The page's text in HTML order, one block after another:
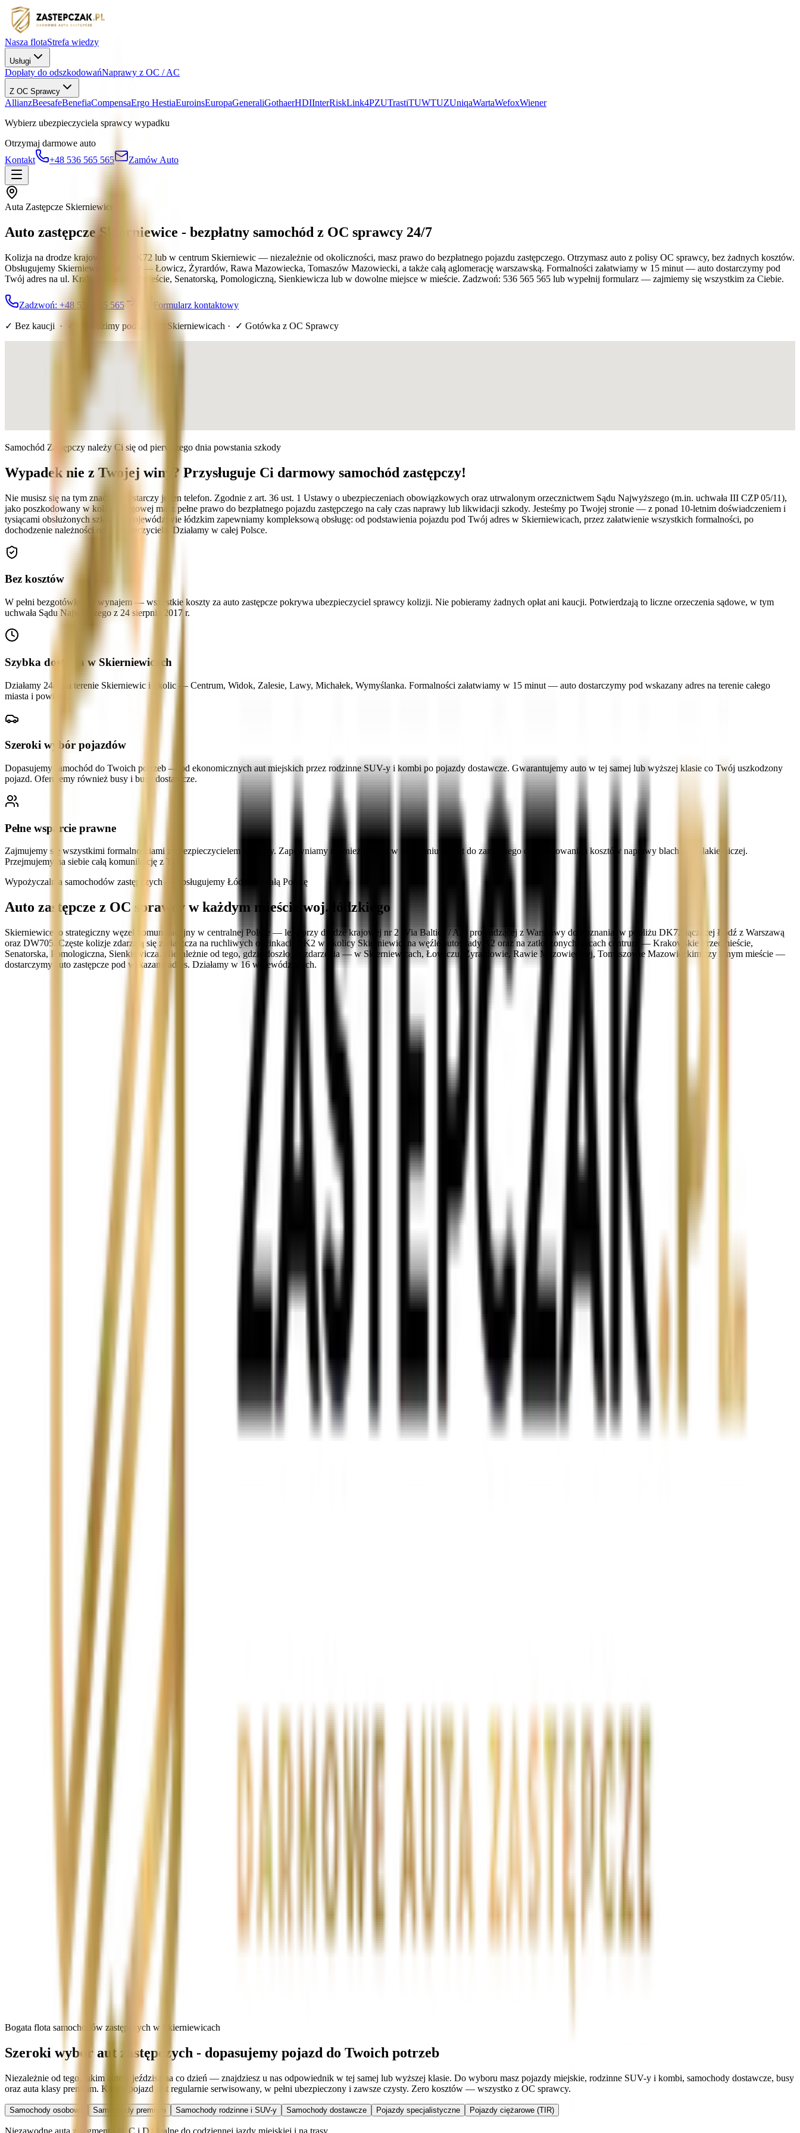
Nasza flotaStrefa wiedzy
Usługi
Dopłaty do odszkodowańNaprawy z OC / AC
Z OC Sprawcy
AllianzBeesafeBenefiaCompensaErgo HestiaEuroinsEuropaGeneraliGothaerHDIInterRiskLink4PZUTrastiTUWTUZUniqaWartaWefoxWiener
Wybierz ubezpieczyciela sprawcy wypadku
Otrzymaj darmowe auto
Kontakt
+48 536 565 565 Zamów Auto
Auta Zastępcze Skierniewice
Auto zastępcze Skierniewice - bezpłatny samochód z OC sprawcy 24/7
Kolizja na drodze krajowej nr 2, DK72 lub w centrum Skierniewic — niezależnie od okoliczności, masz prawo do bezpłatnego pojazdu zastępczego. Otrzymasz auto z polisy OC sprawcy, bez żadnych kosztów.
Obsługujemy Skierniewice i okolice — Łowicz, Żyrardów, Rawa Mazowiecka, Tomaszów Mazowiecki, a także całą aglomerację warszawską. Formalności załatwiamy w 15 minut — auto dostarczymy pod
Twój adres na ul. Krakowskie Przedmieście, Senatorską, Pomologiczną, Sienkiewicza lub w dowolne miejsce w mieście. Zadzwoń: 536 565 565 lub wypełnij formularz — zajmiemy się wszystkim za Ciebie.
Zadzwoń: +48 536 565 565 Formularz kontaktowy
✓ Bez kaucji · ✓ Dowozimy pod dom w Skierniewicach · ✓ Gotówka z OC Sprawcy
Samochód Zastępczy należy Ci się od pierwszego dnia powstania szkody
Wypadek nie z Twojej winy? Przysługuje Ci darmowy samochód zastępczy!
Nie musisz się na tym znać — wystarczy jeden telefon. Zgodnie z art. 36 ust. 1 Ustawy o ubezpieczeniach obowiązkowych oraz utrwalonym orzecznictwem Sądu Najwyższego (m.in. uchwała III CZP 05/11),
jako poszkodowany w kolizji drogowej masz pełne prawo do bezpłatnego pojazdu zastępczego na cały czas naprawy lub likwidacji szkody. Jesteśmy po Twojej stronie — z ponad 10-letnim doświadczeniem i
tysiącami obsłużonych szkód w województwie łódzkim zapewniamy kompleksową obsługę: od podstawienia pojazdu pod Twój adres w Skierniewicach, przez załatwienie wszystkich formalności, po
dochodzenie należności od ubezpieczyciela. Działamy w całej Polsce.
Bez kosztów
W pełni bezgotówkowy wynajem — wszystkie koszty za auto zastępcze pokrywa ubezpieczyciel sprawcy kolizji. Nie pobieramy żadnych opłat ani kaucji. Potwierdzają to liczne orzeczenia sądowe, w tym
uchwała Sądu Najwyższego z 24 sierpnia 2017 r.
Szybka dostawa w Skierniewicach
Działamy 24/7 na terenie Skierniewic i okolic — Centrum, Widok, Zalesie, Lawy, Michałek, Wymyślanka. Formalności załatwiamy w 15 minut — auto dostarczymy pod wskazany adres na terenie całego
miasta i powiatu.
Szeroki wybór pojazdów
Dopasujemy samochód do Twoich potrzeb — od ekonomicznych aut miejskich przez rodzinne SUV-y i kombi po pojazdy dostawcze. Gwarantujemy auto w tej samej lub wyższej klasie co Twój uszkodzony
pojazd. Oferujemy również busy i busy dostawcze.
Pełne wsparcie prawne
Zajmujemy się wszystkimi formalnościami z ubezpieczycielem sprawcy. Zapewniamy również pomoc w uzyskaniu dopłat do zaniżonego odszkodowania i kosztów naprawy blacharsko-lakierniczej.
Przejmujemy na siebie całą komunikację z TU.
Wypożyczalnia samochodów zastępczych — obsługujemy Łódzkie i całą Polskę
Auto zastępcze z OC sprawcy w każdym mieście woj. łódzkiego
Skierniewice to strategiczny węzeł komunikacyjny w centralnej Polsce — leżą przy drodze krajowej nr 2 (Via Baltica / A2) prowadzącej z Warszawy do Poznania, w pobliżu DK72 łączącej Łódź z Warszawą
oraz DW705. Częste kolizje zdarzają się zwłaszcza na ruchliwych odcinkach DK2 w okolicy Skierniewic, na węźle autostrady A2 oraz na zatłoczonych ulicach centrum — Krakowskie Przedmieście,
Senatorska, Pomologiczna, Sienkiewicza. Niezależnie od tego, gdzie doszło do zdarzenia — w Skierniewicach, Łowiczu, Żyrardowie, Rawie Mazowieckiej, Tomaszowie Mazowieckim czy innym mieście —
dostarczymy auto zastępcze pod wskazany adres. Działamy w 16 województwach.
Bogata flota samochodów zastępczych w Skierniewicach
Szeroki wybór aut zastępczych - dopasujemy pojazd do Twoich potrzeb
Niezależnie od tego, jakim autem jeździsz na co dzień — znajdziesz u nas odpowiednik w tej samej lub wyższej klasie. Do wyboru masz pojazdy miejskie, rodzinne SUV-y i kombi, samochody dostawcze, busy
oraz auta klasy premium. Każdy pojazd jest regularnie serwisowany, w pełni ubezpieczony i zawsze czysty. Zero kosztów — wszystko z OC sprawcy.
Samochody osobowe Samochody premium Samochody rodzinne i SUV-y Samochody dostawcze Pojazdy specjalistyczne Pojazdy ciężarowe (TIR)
Niezawodne auta z segmentu B, C i D idealne do codziennej jazdy miejskiej i na trasy.